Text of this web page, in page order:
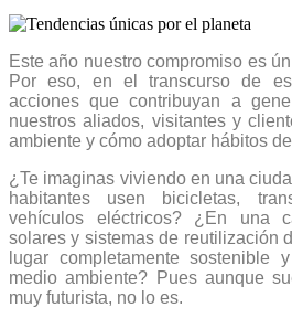
Este año nuestro compromiso es
Por eso, en el transcurso de
acciones que contribuyan a
nuestros aliados, visitantes y
ambiente y cómo adoptar hábitos
¿Te imaginas viviendo en una
habitantes usen bicicletas,
vehículos eléctricos? ¿En una
solares y sistemas de reutilización
lugar completamente sostenible
medio ambiente? Pues aunque
muy futurista, no lo es.